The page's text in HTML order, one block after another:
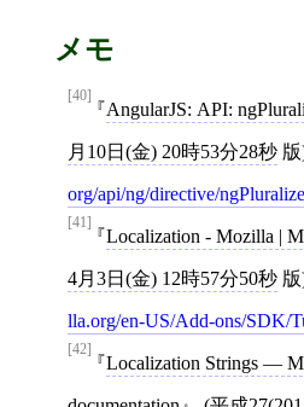
メモ
[40]
AngularJS: API:
月10日(金) 20時53分28秒
org/api/ng/directive/ngPluralize
[41]
Localization - Mozilla |
4月3日(金) 12時57分50秒
lla.org/en-US/Add-ons/SDK/
[42]
Localization Strings —